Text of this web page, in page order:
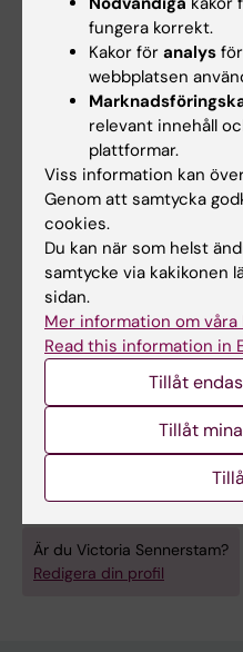
with stress-related
sectional study using
testing ( vol 23 , 565 ,
Foyen LF;
Lagerlof EH; Lindsater
PUBLISHED
INTERVENTIONS-THE
INFORMATION
BEHAVIOURAL
Individually tailored
routine care: A
Kraepelien M;
Sennerstam V;
Psykologi (Exklusive
Är du Victoria Sennerstam?
Redigera din profil
fungera korrekt.
Kakor för analys
webbplatsen
relevant innehåll
plattformar.
Viss information kan
Genom att samtycka
cookies.
Du kan när som helst
samtycke via kakikonen
sidan.
Mer information om våra
Read this information in
Tillåt
Tillåt